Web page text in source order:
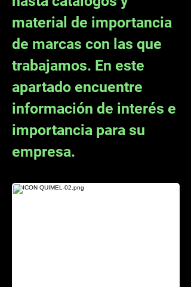
material de importancia
de marcas con las que
trabajamos. En este
apartado encuentre
información de interés e
importancia para su
empresa.